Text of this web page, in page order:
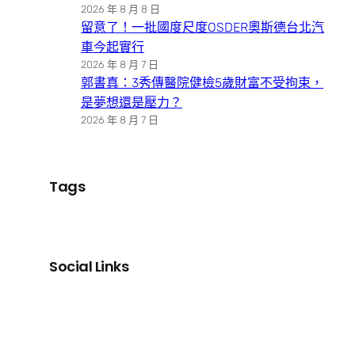
2026 年 8 月 8 日
留意了！一批國度尺度OSDER奧斯德台北汽
車今起實行
2026 年 8 月 7 日
郭書真：3秀傳醫院健檢5歲財富不受拘束，
是夢想還是壓力？
2026 年 8 月 7 日
Tags
Social Links